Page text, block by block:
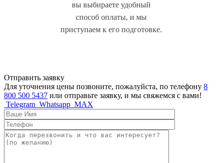
вы выбираете удобный
способ оплаты, и мы
приступаем к его подготовке.
Отправить заявку
Для уточнения цены позвоните, пожалуйста, по телефону 8
800 500 5437 или отправьте заявку, и мы свяжемся с вами!
Telegram Whatsapp MAX